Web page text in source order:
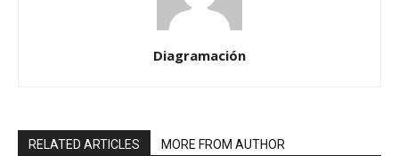
Diagramación
RELATED ARTICLES MORE FROM AUTHOR